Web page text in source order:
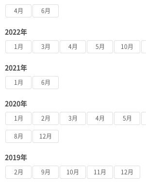
4月 6月
2022年
1月 3月 4月 5月 10月
2021年
1月 6月
2020年
1月 2月 3月 4月 5月
8月 12月
2019年
2月 9月 10月 11月 12月